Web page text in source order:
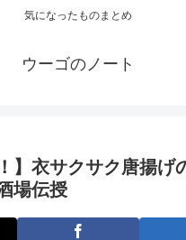
気になったものまとめ
ウーゴのノート
】衣サクサク唐揚げ
場伝授